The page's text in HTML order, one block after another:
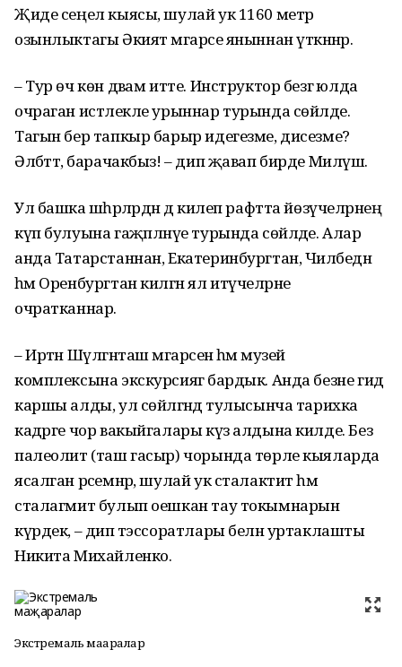
Җиде сеңел кыясы, шулай ук 1160 метр
озынлыктагы Әкият мәгарәсе яныннан үткәннәр.
– Тур өч көн дәвам итте. Инструктор безгә юлда
очраган истәлекле урыннар турында сөйләде.
Тагын бер тапкыр барыр идегезме, дисезме?
Әлбәттә, барачакбыз! – дип җавап бирде Миләүшә.
Ул башка шәһәрләрдән дә килеп рафтта йөзүчеләрнең
күп булуына гаҗәпләнүе турында сөйләде. Алар
анда Татарстаннан, Екатеринбургтан, Чиләбедән
һәм Оренбургтан килгән ял итүчеләрне
очратканнар.
– Иртән Шүлгәнташ мәгарәсенә һәм музей
комплексына экскурсиягә бардык. Анда безне гид
каршы алды, ул сөйләгәндә тулысынча тарихка
кадәрге чор вакыйгалары күз алдына килде. Без
палеолит (таш гасыр) чорында төрле кыяларда
ясалган рәсемнәр, шулай ук сталактит һәм
сталагмит булып оешкан тау токымнарын
күрдек, – дип тәэссоратлары белән уртаклашты
Никита Михайленко.
Экстремаль маҗаралар